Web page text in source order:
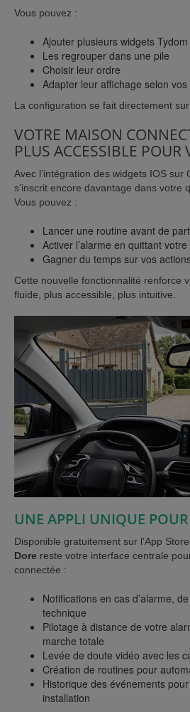
Vous pouvez :
Ajouter plusieurs widgets Tydom
Les regrouper dans une pile
Choisir leur ordre
Adapter leur affichage selon
La configuration se fait directement sur
VOTRE MAISON
PLUS ACCESSIBLE POUR
Avec l’intégration des widgets IOS sur
s’inscrit encore davantage dans votre
Vous pouvez :
Lancer une routine avant de
Activer l’alarme en quittant
Gagner du temps sur vos
Cette nouvelle fonctionnalité renforce
fluide, plus accessible, plus intuitive.
UNE APPLI UNIQUE
Disponible gratuitement sur l’App Store,
Dore reste votre interface centrale
connectée :
Notifications en cas d’alarme,
technique
Pilotage à distance de votre
marche totale
Levée de doute vidéo avec les
Création de routines pour
Historique des événements
installation